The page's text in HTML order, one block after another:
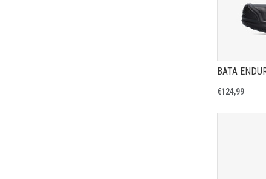
€124,99